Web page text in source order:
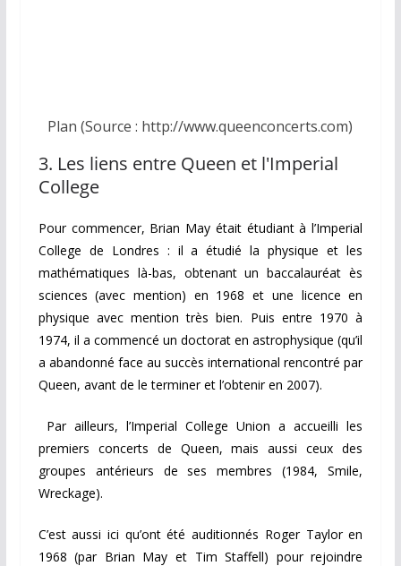
Plan (Source : http://www.queenconcerts.com)
3. Les liens entre Queen et l'Imperial
College
Pour commencer, Brian May était étudiant à l’Imperial
College de Londres : il a étudié la physique et les
mathématiques là-bas, obtenant un baccalauréat ès
sciences (avec mention) en 1968 et une licence en
physique avec mention très bien. Puis entre 1970 à
1974, il a commencé un doctorat en astrophysique (qu’il
a abandonné face au succès international rencontré par
Queen, avant de le terminer et l’obtenir en 2007).
Par ailleurs, l’Imperial College Union a accueilli les
premiers concerts de Queen, mais aussi ceux des
groupes antérieurs de ses membres (1984, Smile,
Wreckage).
C’est aussi ici qu’ont été auditionnés Roger Taylor en
1968 (par Brian May et Tim Staffell) pour rejoindre